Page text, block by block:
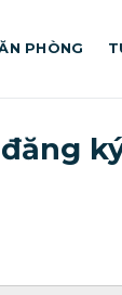
PHÒNG